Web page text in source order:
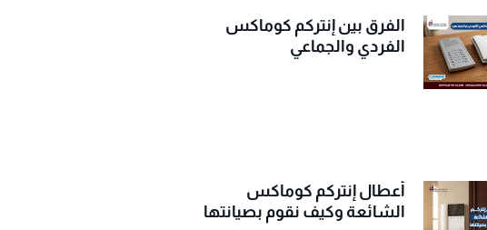
الفرق بين إنتركم كوماكس
الفردي والجماعي
أعطال إنتركم كوماكس
الشائعة وكيف نقوم بصيانتها